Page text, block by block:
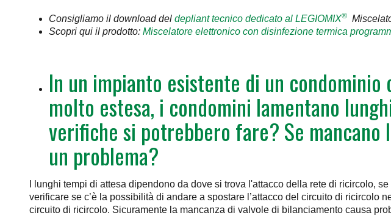
Consigliamo il download del depliant tecnico dedicato al LEGIOMIX®
Scopri qui il prodotto: Miscelatore elettronico con disinfezione termica
In un impianto esistente di un
molto estesa, i condomini lamentano
verifiche si potrebbero fare? Se
un problema?
I lunghi tempi di attesa dipendono da dove si trova l'attacco della rete di ricircolo,
verificare se c’è la possibilità di andare a spostare l’attacco del circuito di
circuito di ricircolo. Sicuramente la mancanza di valvole di bilanciamento causa